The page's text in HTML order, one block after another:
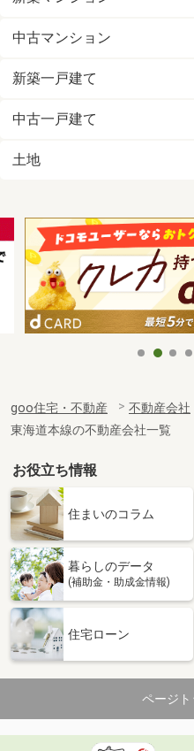
中古マンション
新築一戸建て
中古一戸建て
土地
goo住宅・不動産 不動産会社
東海道本線の不動産会社一覧
お役立ち情報
住まいのコラム
暮らしのデータ
(補助金・助成金情報)
住宅ローン
ページト